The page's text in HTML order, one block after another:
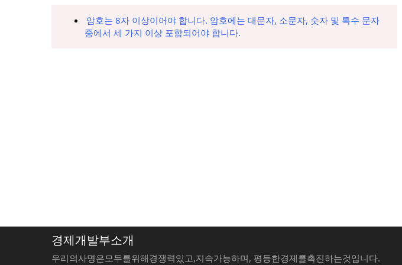
암호는 8자 이상이어야 합니다. 암호에는 대문자, 소문자, 숫자 및 특수 문자
중에서 세 가지 이상 포함되어야 합니다.
경제개발부소개
우리의사명은모두를위해경쟁력있고,지속가능하며, 평등한경제를촉진하는것입니다.